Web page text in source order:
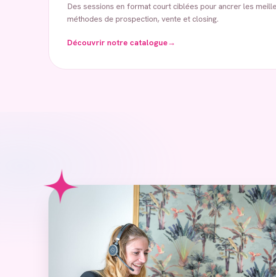
Des sessions en format court ciblées pour ancrer les
méthodes de prospection, vente et closing.
Découvrir notre catalogue→